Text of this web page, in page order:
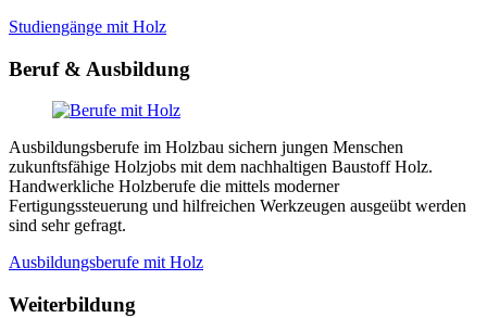
Studiengänge mit Holz
Beruf & Ausbildung
Ausbildungsberufe im Holzbau sichern jungen Menschen
zukunftsfähige Holzjobs mit dem nachhaltigen Baustoff Holz.
Handwerkliche Holzberufe die mittels moderner
Fertigungssteuerung und hilfreichen Werkzeugen ausgeübt werden
sind sehr gefragt.
Ausbildungsberufe mit Holz
Weiterbildung